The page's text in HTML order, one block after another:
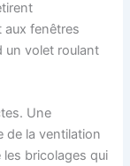
aux fenêtres
un volet roulant
Une
de la ventilation
les bricolages qui